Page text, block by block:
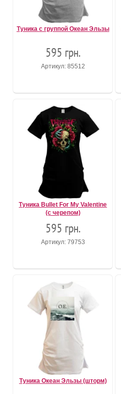
Туника с группой Океан Эльзы
595 грн.
Артикул: 85512
Туника Bullet For My Valentine
(с черепом)
595 грн.
Артикул: 79753
Туника Океан Эльзы (шторм)